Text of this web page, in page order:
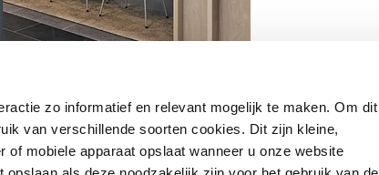
zo informatief en relevant mogelijk te maken. Om dit
van verschillende soorten cookies. Dit zijn kleine,
of mobiele apparaat opslaat wanneer u onze website